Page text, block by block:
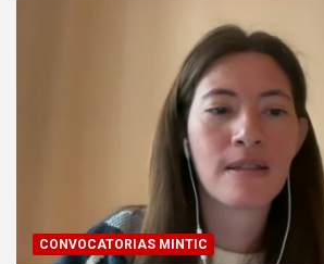
CONVOCATORIAS MINTIC